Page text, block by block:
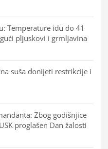
Temperature idu do 41
pljuskovi i grmljavina
suša donijeti restrikcije i
Zbog godišnjice
proglašen Dan žalosti